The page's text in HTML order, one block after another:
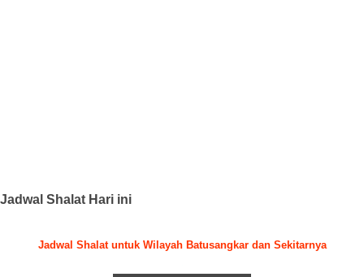
Jadwal Shalat Hari ini
Jadwal Shalat untuk Wilayah Batusangkar dan Sekitarnya